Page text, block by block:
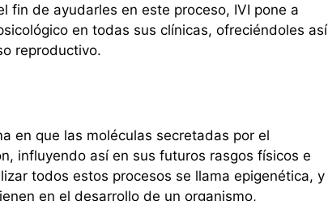
fin de ayudarles en este proceso, IVI pone a
en todas sus clínicas, ofreciéndoles así
reproductivo.
en que las moléculas secretadas por el
influyendo así en sus futuros rasgos físicos e
todos estos procesos se llama epigenética, y
en el desarrollo de un organismo,